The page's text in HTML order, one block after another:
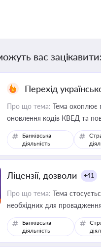
вас зацікавити:
Перехід
Про що тема: Тема охоплює
оновлення кодів КВЕД та
Банківська
діяльність
Ліцензії, дозволи +41
Про що тема: Тема
необхідних для
Банківська
діяльність